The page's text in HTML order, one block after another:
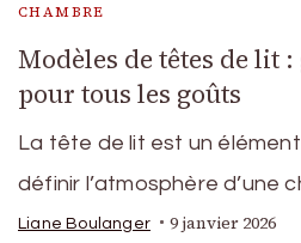
CHAMBRE
Modèles de têtes de lit
pour tous les goûts
La tête de lit est un
définir l’atmosphère d’une
Liane Boulanger 9 janvier 2026